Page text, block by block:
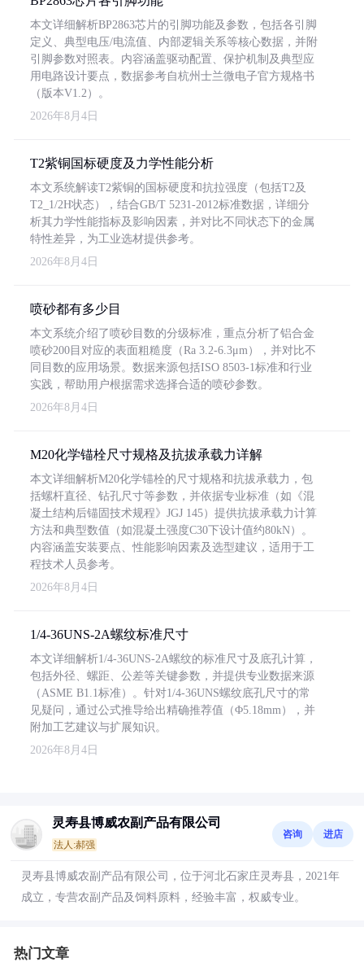
本文详细解析BP2863芯片的引脚功能及参数，包括各引脚
定义、典型电压/电流值、内部逻辑关系等核心数据，并附
引脚参数对照表。内容涵盖驱动配置、保护机制及典型应
用电路设计要点，数据参考自杭州士兰微电子官方规格书
（版本V1.2）。
2026年8月4日
T2紫铜国标硬度及力学性能分析
本文系统解读T2紫铜的国标硬度和抗拉强度（包括T2及
T2_1/2H状态），结合GB/T 5231-2012标准数据，详细分
析其力学性能指标及影响因素，并对比不同状态下的金属
特性差异，为工业选材提供参考。
2026年8月4日
喷砂都有多少目
本文系统介绍了喷砂目数的分级标准，重点分析了铝合金
喷砂200目对应的表面粗糙度（Ra 3.2-6.3μm），并对比不
同目数的应用场景。数据来源包括ISO 8503-1标准和行业
实践，帮助用户根据需求选择合适的喷砂参数。
2026年8月4日
M20化学锚栓尺寸规格及抗拔承载力详解
本文详细解析M20化学锚栓的尺寸规格和抗拔承载力，包
括螺杆直径、钻孔尺寸等参数，并依据专业标准（如《混
凝土结构后锚固技术规程》JGJ 145）提供抗拔承载力计算
方法和典型数值（如混凝土强度C30下设计值约80kN）。
内容涵盖安装要点、性能影响因素及选型建议，适用于工
程技术人员参考。
2026年8月4日
1/4-36UNS-2A螺纹标准尺寸
本文详细解析1/4-36UNS-2A螺纹的标准尺寸及底孔计算，
包括外径、螺距、公差等关键参数，并提供专业数据来源
（ASME B1.1标准）。针对1/4-36UNS螺纹底孔尺寸的常
见疑问，通过公式推导给出精确推荐值（Φ5.18mm），并
附加工艺建议与扩展知识。
2026年8月4日
灵寿县博威农副产品有限公司
法人:郝强
咨询 进店
灵寿县博威农副产品有限公司，位于河北石家庄灵寿县，2021年
成立，专营农副产品及饲料原料，经验丰富，权威专业。
热门文章